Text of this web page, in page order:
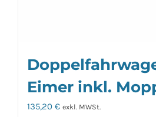
Eimer inkl.
135,20 € exkl. MWSt.